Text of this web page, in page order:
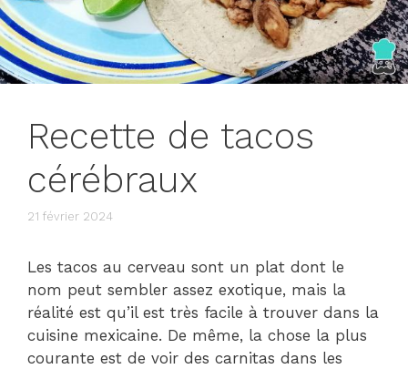
Recette de tacos
cérébraux
21 février 2024
Les tacos au cerveau sont un plat dont le
nom peut sembler assez exotique, mais la
réalité est qu’il est très facile à trouver dans la
cuisine mexicaine. De même, la chose la plus
courante est de voir des carnitas dans les